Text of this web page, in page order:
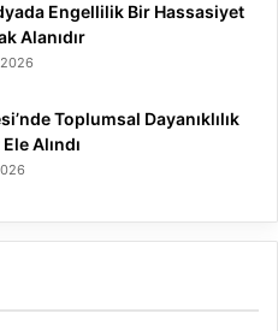
Engellilik Bir Hassasiyet
Alanıdır
Toplumsal Dayanıklılık
Alındı